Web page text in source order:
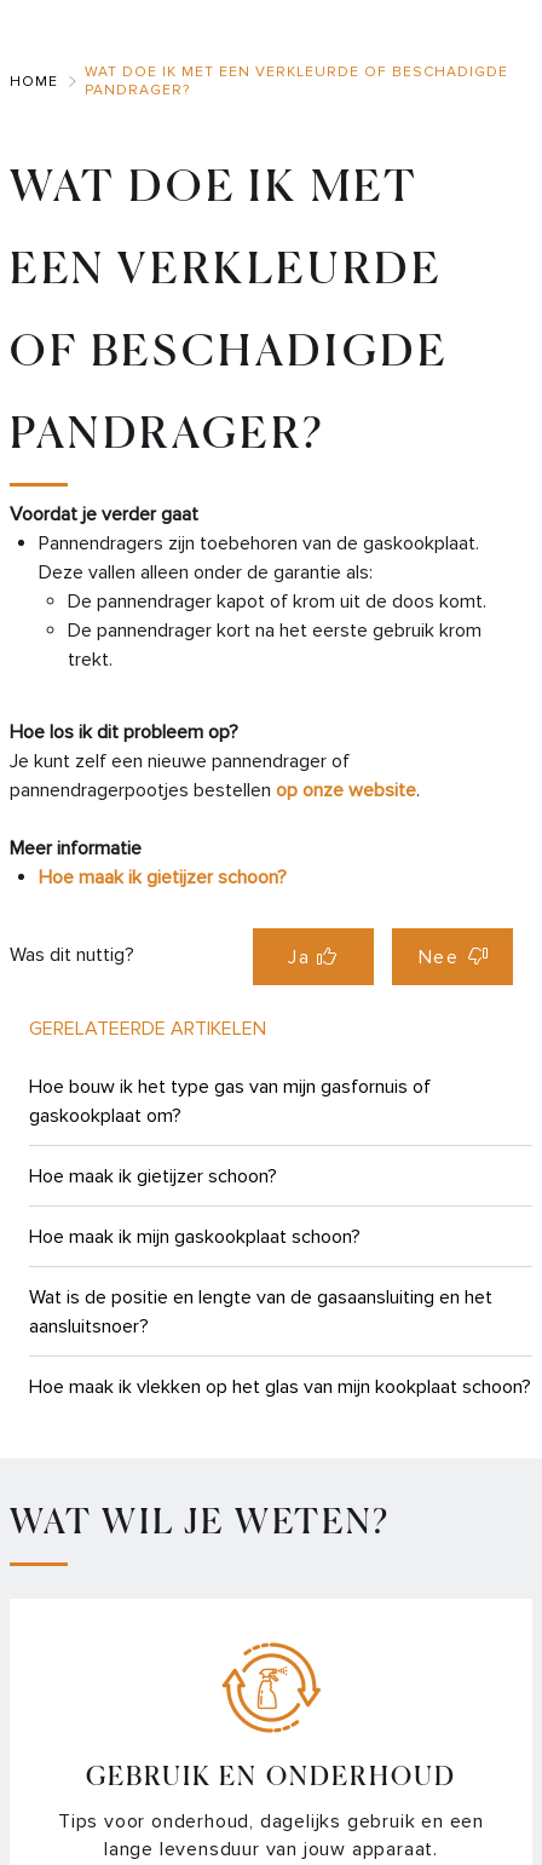
Main
HOME
WAT DOE IK MET EEN VERKLEURDE OF BESCHADIGDE
PANDRAGER?
WAT DOE IK MET
EEN VERKLEURDE
OF BESCHADIGDE
PANDRAGER?
Voordat je verder gaat
Pannendragers zijn toebehoren van de gaskookplaat.
Deze vallen alleen onder de garantie als:
De pannendrager kapot of krom uit de doos komt.
De pannendrager kort na het eerste gebruik krom
trekt.
Hoe los ik dit probleem op?
Je kunt zelf een nieuwe pannendrager of
pannendragerpootjes bestellen op onze website.
Meer informatie
Hoe maak ik gietijzer schoon?
Was dit nuttig? Ja Nee
GERELATEERDE ARTIKELEN
Hoe bouw ik het type gas van mijn gasfornuis of
gaskookplaat om?
Hoe maak ik gietijzer schoon?
Hoe maak ik mijn gaskookplaat schoon?
Wat is de positie en lengte van de gasaansluiting en het
aansluitsnoer?
Hoe maak ik vlekken op het glas van mijn kookplaat schoon?
WAT WIL JE WETEN?
GEBRUIK EN ONDERHOUD
Tips voor onderhoud, dagelijks gebruik en een
lange levensduur van jouw apparaat.